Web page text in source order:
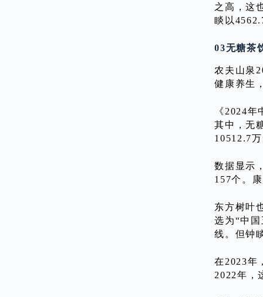
之高，这
睒以
03无糖茶
农夫山泉
健康养生
《2024
其中，无
10512.7
数据显示
157个。
东方树叶
选为“中
线。但钟
在2023年
2022年，